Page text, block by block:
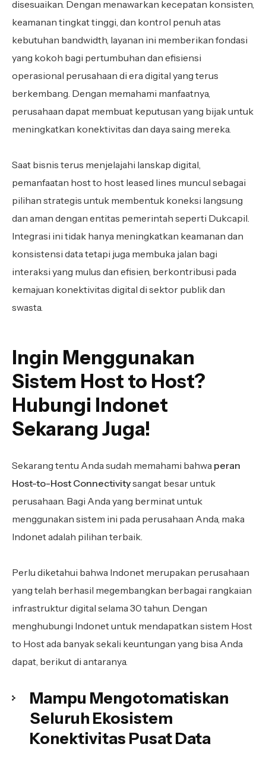
disesuaikan. Dengan menawarkan kecepatan konsisten,
keamanan tingkat tinggi, dan kontrol penuh atas
kebutuhan bandwidth, layanan ini memberikan fondasi
yang kokoh bagi pertumbuhan dan efisiensi
operasional perusahaan di era digital yang terus
berkembang. Dengan memahami manfaatnya,
perusahaan dapat membuat keputusan yang bijak untuk
meningkatkan konektivitas dan daya saing mereka.
Saat bisnis terus menjelajahi lanskap digital,
pemanfaatan host to host leased lines muncul sebagai
pilihan strategis untuk membentuk koneksi langsung
dan aman dengan entitas pemerintah seperti Dukcapil.
Integrasi ini tidak hanya meningkatkan keamanan dan
konsistensi data tetapi juga membuka jalan bagi
interaksi yang mulus dan efisien, berkontribusi pada
kemajuan konektivitas digital di sektor publik dan
swasta.
Ingin Menggunakan
Sistem Host to Host?
Hubungi Indonet
Sekarang Juga!
Sekarang tentu Anda sudah memahami bahwa peran
Host-to-Host Connectivitysangat besar untuk
perusahaan. Bagi Anda yang berminat untuk
menggunakan sistem ini pada perusahaan Anda, maka
Indonet adalah pilihan terbaik.
Perlu diketahui bahwa Indonet merupakan perusahaan
yang telah berhasil megembangkan berbagai rangkaian
infrastruktur digital selama 30 tahun. Dengan
menghubungi Indonet untuk mendapatkan sistem Host
to Host ada banyak sekali keuntungan yang bisa Anda
dapat, berikut di antaranya.
Mampu Mengotomatiskan
Seluruh Ekosistem
Konektivitas Pusat Data